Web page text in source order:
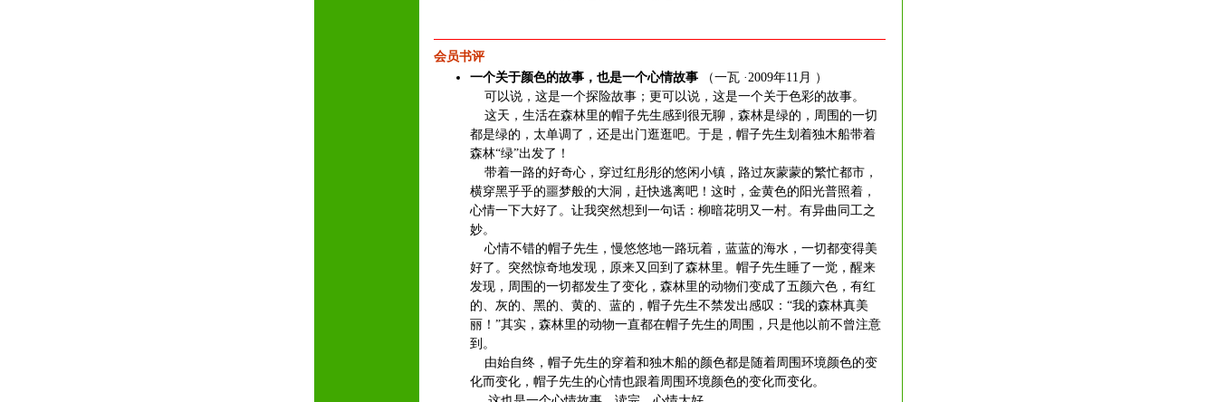
会员书评
一个关于颜色的故事，也是一个心情故事 （一瓦 ·2009年11月 ）
可以说，这是一个探险故事；更可以说，这是一个关于色彩的故事。
这天，生活在森林里的帽子先生感到很无聊，森林是绿的，周围的一切
都是绿的，太单调了，还是出门逛逛吧。于是，帽子先生划着独木船带着
森林“绿”出发了！
带着一路的好奇心，穿过红彤彤的悠闲小镇，路过灰蒙蒙的繁忙都市，
横穿黑乎乎的噩梦般的大洞，赶快逃离吧！这时，金黄色的阳光普照着，
心情一下大好了。让我突然想到一句话：柳暗花明又一村。有异曲同工之
妙。
心情不错的帽子先生，慢悠悠地一路玩着，蓝蓝的海水，一切都变得美
好了。突然惊奇地发现，原来又回到了森林里。帽子先生睡了一觉，醒来
发现，周围的一切都发生了变化，森林里的动物们变成了五颜六色，有红
的、灰的、黑的、黄的、蓝的，帽子先生不禁发出感叹：“我的森林真美
丽！”其实，森林里的动物一直都在帽子先生的周围，只是他以前不曾注意
到。
由始自终，帽子先生的穿着和独木船的颜色都是随着周围环境颜色的变
化而变化，帽子先生的心情也跟着周围环境颜色的变化而变化。